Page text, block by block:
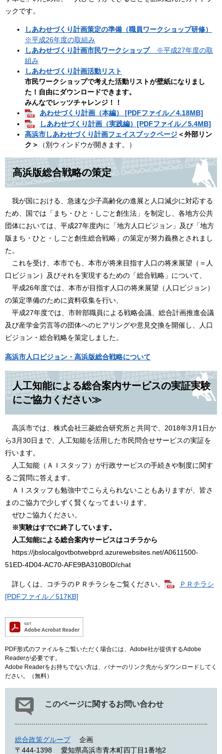
ックです。
しあわせづくり計画策定の準備（職員ワークショップ研修）
※平成26年度の取組み
しあわせづくり計画市民ワークショップ
※平成27年度の取
組み
しあわせづくり計画活動リスト
市民ワークショップで考えた活動リストが壁紙になりまし
た！自由にダウンロードできます。
みんなでレッツチャレンジ！！
あわせづくり計画（本編） [PDFファイル／4.18MB]
しあわせづくり計画（実践編）[PDFファイル／5.4MB]
高浜市しあわせづくり計画フェイスブックページ＜外部リン
ク＞
（別ウィンドウが開きます。）
高浜版総合戦略の策定
我が国における、急速な少子高齢化の進展と人口減少に対応する
ため、国では「まち・ひと・しごと創生法」を制定し、各地方公共
団体においては、平成27年度内に「地方人口ビジョン」及び「地方
版まち・ひと・しごと創生総合戦略」の策定が努力義務とされまし
た。
これを受け、本市でも、本市が将来目指す人口の将来展望（＝人
口ビジョン）及びそれを実現するための「総合戦略」について、
平成26年度では、本市が目指す人口の将来展望（人口ビジョン）
の策定準備のために資料収集を行い、
平成27年度では、市幹部職員による戦略会議、総合計画推進会議
及び産学金労言等の団体へのヒアリングや意見交換を開催し、人口
ビジョン・総合戦略を策定しました。
高浜市人口ビジョン・高浜版総合戦略について
人工知能による総合案内サービスの実証実験
にご協力ください≫
高浜市では、株式会社三菱総合研究所と共同で、2018年3月1日か
ら3月30日まで、人工知能を活用した市民問合せサービスの実証を
行います。
人工知能（ＡＩスタッフ）が行政サービスの手続きや制度に関す
るご質問に答えます。
ＡＩスタッフも勉強中でこらえられないこともありますが、皆さ
まのご協力で少しずく賢くなってまいります。
ぜひご協力ください。
※実験はすでに終了しています。
人工知能による総合案内サービスはコチラから
https://jbslocalgovtbotwebprd.azurewebsites.net/A0611500-
51ED-4D04-AC70-AFE9BA310B0D/chat
詳しくは、コチラのＰＲチラシをご覧ください。
ＰＲチラシ
[PDFファイル／517KB]
PDF形式のファイルをご覧いただく場合には、Adobe社が提供するAdobe
Readerが必要です。
Adobe Readerをお持ちでない方は、バナーのリンク先からダウンロードしてく
ださい。（無料）
このページに関するお問い合わせ
総合政策グループ
企画
〒444-1398
愛知県高浜市青木町四丁目1番地2